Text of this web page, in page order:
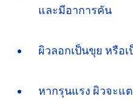
และมีอาการคัน
ผิวลอกเป็นขุย หรือ
หากรุนแรง ผิวจะแ